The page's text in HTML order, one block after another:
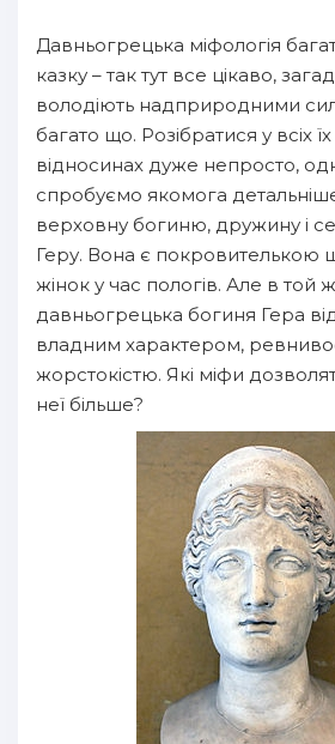
Давньогрецька міфологія
казку – так тут все цікаво,
володіють надприродними
багато що. Розібратися у всіх їх
відносинах дуже непросто,
спробуємо якомога
верховну богиню, дружину і
Геру. Вона є покровителькою
жінок у час пологів. Але в той
давньогрецька богиня Гера
владним характером,
жорстокістю. Які міфи
неї більше?